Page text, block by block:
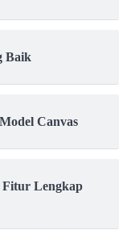
Baik
Canvas
Fitur Lengkap